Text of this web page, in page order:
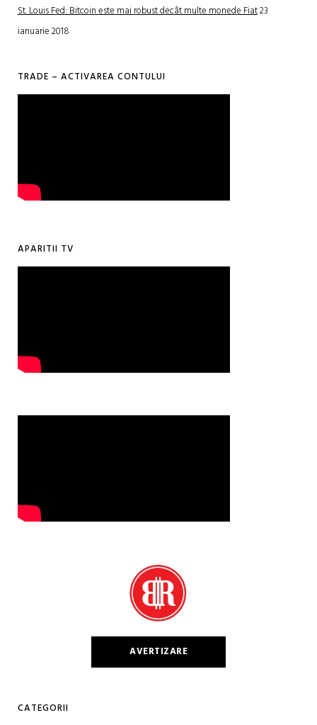
St. Louis Fed: Bitcoin este mai robust decât multe monede Fiat23
ianuarie 2018
TRADE – ACTIVAREA CONTULUI
APARITII TV
AVERTIZARE
CATEGORII